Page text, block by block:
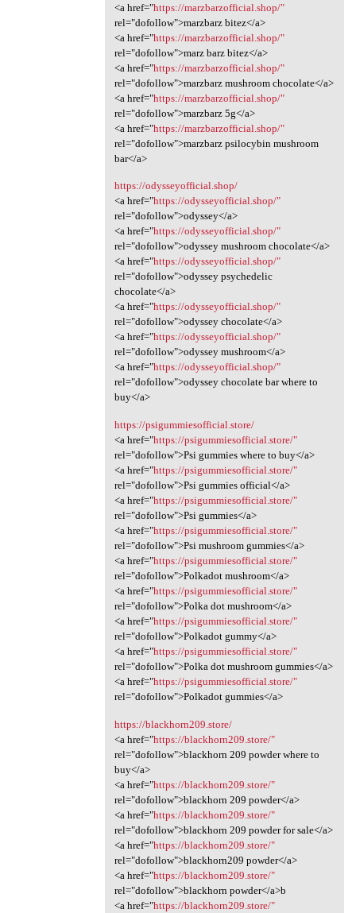
<a href="https://marzbarzofficial.shop/"
rel="dofollow">marzbarz bitez</a>
<a href="https://marzbarzofficial.shop/"
rel="dofollow">marz barz bitez</a>
<a href="https://marzbarzofficial.shop/"
rel="dofollow">marzbarz mushroom chocolate</a>
<a href="https://marzbarzofficial.shop/"
rel="dofollow">marzbarz 5g</a>
<a href="https://marzbarzofficial.shop/"
rel="dofollow">marzbarz psilocybin mushroom
bar</a>
https://odysseyofficial.shop/
<a href="https://odysseyofficial.shop/"
rel="dofollow">odyssey</a>
<a href="https://odysseyofficial.shop/"
rel="dofollow">odyssey mushroom chocolate</a>
<a href="https://odysseyofficial.shop/"
rel="dofollow">odyssey psychedelic
chocolate</a>
<a href="https://odysseyofficial.shop/"
rel="dofollow">odyssey chocolate</a>
<a href="https://odysseyofficial.shop/"
rel="dofollow">odyssey mushroom</a>
<a href="https://odysseyofficial.shop/"
rel="dofollow">odyssey chocolate bar where to
buy</a>
https://psigummiesofficial.store/
<a href="https://psigummiesofficial.store/"
rel="dofollow">Psi gummies where to buy</a>
<a href="https://psigummiesofficial.store/"
rel="dofollow">Psi gummies official</a>
<a href="https://psigummiesofficial.store/"
rel="dofollow">Psi gummies</a>
<a href="https://psigummiesofficial.store/"
rel="dofollow">Psi mushroom gummies</a>
<a href="https://psigummiesofficial.store/"
rel="dofollow">Polkadot mushroom</a>
<a href="https://psigummiesofficial.store/"
rel="dofollow">Polka dot mushroom</a>
<a href="https://psigummiesofficial.store/"
rel="dofollow">Polkadot gummy</a>
<a href="https://psigummiesofficial.store/"
rel="dofollow">Polka dot mushroom gummies</a>
<a href="https://psigummiesofficial.store/"
rel="dofollow">Polkadot gummies</a>
https://blackhorn209.store/
<a href="https://blackhorn209.store/"
rel="dofollow">blackhorn 209 powder where to
buy</a>
<a href="https://blackhorn209.store/"
rel="dofollow">blackhorn 209 powder</a>
<a href="https://blackhorn209.store/"
rel="dofollow">blackhorn 209 powder for sale</a>
<a href="https://blackhorn209.store/"
rel="dofollow">blackhorn209 powder</a>
<a href="https://blackhorn209.store/"
rel="dofollow">blackhorn powder</a>b
<a href="https://blackhorn209.store/"